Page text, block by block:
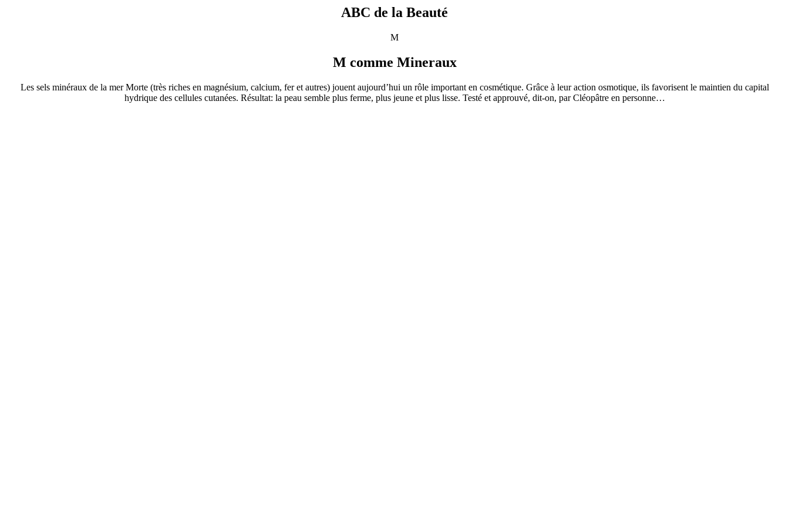
ABC de la Beauté
M
M comme Mineraux
Les sels minéraux de la mer Morte (très riches en magnésium, calcium, fer et autres) jouent aujourd’hui un rôle important en cosmétique. Grâce à leur action osmotique, ils favorisent le maintien du capital
hydrique des cellules cutanées. Résultat: la peau semble plus ferme, plus jeune et plus lisse. Testé et approuvé, dit-on, par Cléopâtre en personne…